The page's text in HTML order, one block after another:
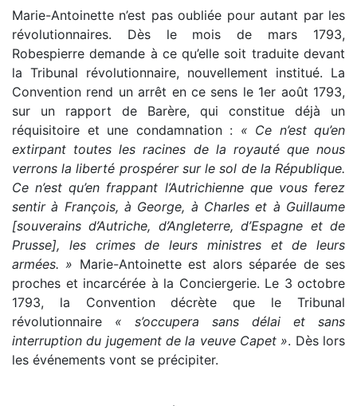
Marie-Antoinette n’est pas oubliée pour autant par les
révolutionnaires. Dès le mois de mars 1793,
Robespierre demande à ce qu’elle soit traduite devant
la Tribunal révolutionnaire, nouvellement institué. La
Convention rend un arrêt en ce sens le 1er août 1793,
sur un rapport de Barère, qui constitue déjà un
réquisitoire et une condamnation : « Ce n’est qu’en
extirpant toutes les racines de la royauté que nous
verrons la liberté prospérer sur le sol de la République.
Ce n’est qu’en frappant l’Autrichienne que vous ferez
sentir à François, à George, à Charles et à Guillaume
[souverains d’Autriche, d’Angleterre, d’Espagne et de
Prusse], les crimes de leurs ministres et de leurs
armées. » Marie-Antoinette est alors séparée de ses
proches et incarcérée à la Conciergerie. Le 3 octobre
1793, la Convention décrète que le Tribunal
révolutionnaire « s’occupera sans délai et sans
interruption du jugement de la veuve Capet ». Dès lors
les événements vont se précipiter.